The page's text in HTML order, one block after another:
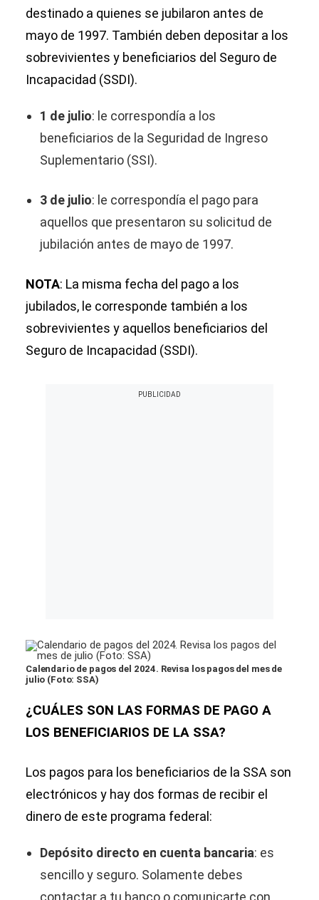
destinado a quienes se jubilaron antes de
mayo de 1997. También deben depositar a los
sobrevivientes y beneficiarios del Seguro de
Incapacidad (SSDI).
1 de julio: le correspondía a los
beneficiarios de la Seguridad de Ingreso
Suplementario (SSI).
3 de julio: le correspondía el pago para
aquellos que presentaron su solicitud de
jubilación antes de mayo de 1997.
NOTA: La misma fecha del pago a los
jubilados, le corresponde también a los
sobrevivientes y aquellos beneficiarios del
Seguro de Incapacidad (SSDI).
Calendario de pagos del 2024. Revisa los pagos del mes de
julio (Foto: SSA)
¿CUÁLES SON LAS FORMAS DE PAGO A
LOS BENEFICIARIOS DE LA SSA?
Los pagos para los beneficiarios de la SSA son
electrónicos y hay dos formas de recibir el
dinero de este programa federal:
Depósito directo en cuenta bancaria: es
sencillo y seguro. Solamente debes
contactar a tu banco o comunicarte con